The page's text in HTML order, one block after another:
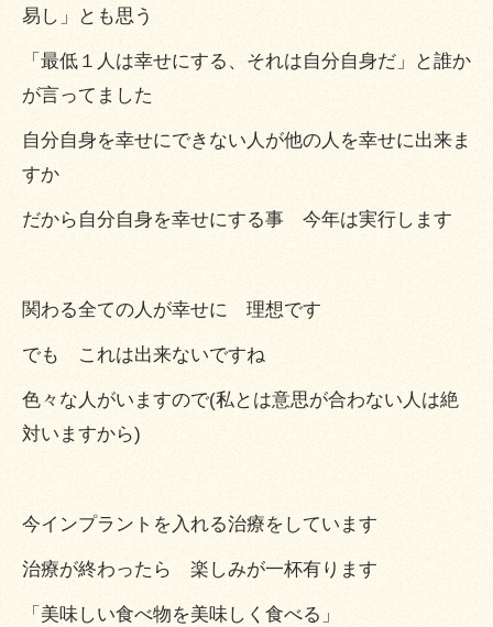
易し」とも思う
「最低１人は幸せにする、それは自分自身だ」と誰か
が言ってました
自分自身を幸せにできない人が他の人を幸せに出来ま
すか
だから自分自身を幸せにする事 今年は実行します
関わる全ての人が幸せに 理想です
でも これは出来ないですね
色々な人がいますので(私とは意思が合わない人は絶
対いますから)
今インプラントを入れる治療をしています
治療が終わったら 楽しみが一杯有ります
「美味しい食べ物を美味しく食べる」